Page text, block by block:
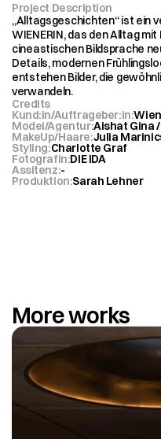
Project Description
„Alltagsgeschichten“ ist ein
WIENERIN, das den Alltag
cineastischen Bildsprache
Details, modernen
entstehen Bilder, die
verwandeln.
Credits
Kund:in/Auftrageber:in:
Model/Agentur:Aishat Gina
MakeUp/Haare:Julia
Styling:Charlotte Graf
Fotografin:DIE IDA
Assitenz:-
Produktion:Sarah Lehner
More works